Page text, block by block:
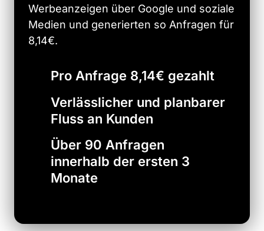
Werbeanzeigen über Google und
Medien und generierten so Anfragen
8,14€.
Pro Anfrage 8,14€ gezahlt
Verlässlicher und planbarer
Fluss an Kunden
Über 90 Anfragen
innerhalb der ersten 3
Monate